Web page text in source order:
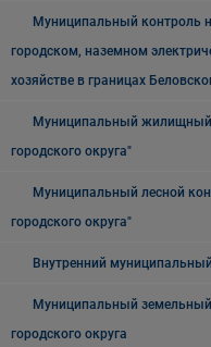
Муниципальный контроль
городском, наземном
хозяйстве в границах
Муниципальный жилищный
городского округа"
Муниципальный лесной
городского округа"
Внутренний
Муниципальный земельный
городского округа